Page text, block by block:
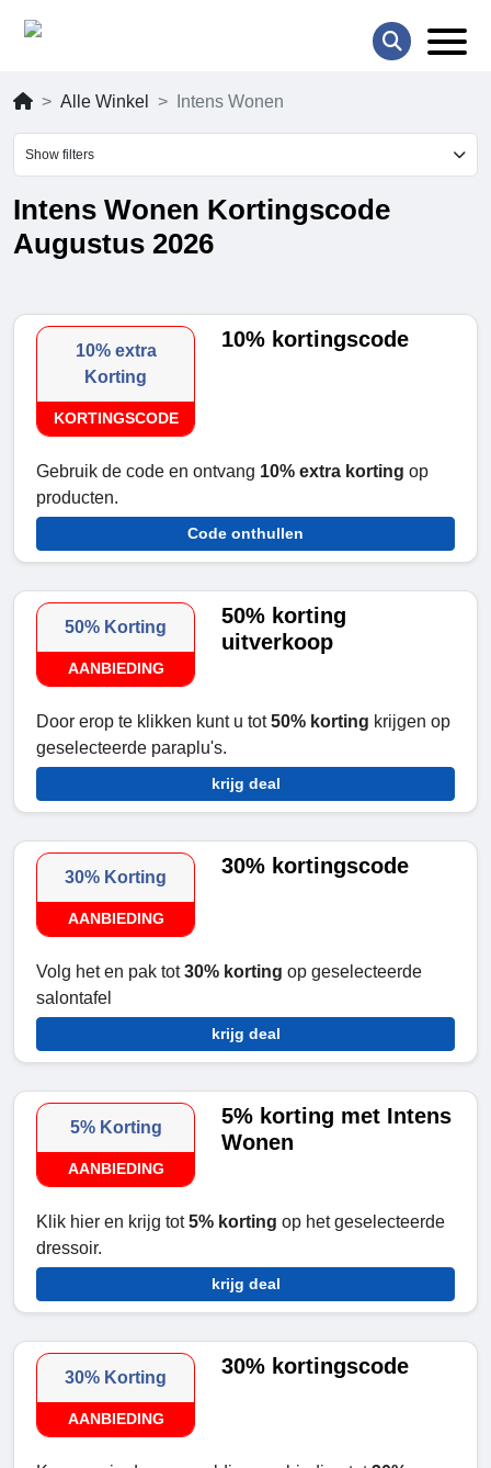
Alle Winkel Intens Wonen
Show filters
Intens Wonen Kortingscode
Augustus 2026
10% extra
Korting
KORTINGSCODE
10% kortingscode
Gebruik de code en ontvang 10% extra korting op
producten.
Code onthullen
50% Korting
AANBIEDING
50% korting
uitverkoop
Door erop te klikken kunt u tot50% korting krijgen op
geselecteerde paraplu's.
krijg deal
30% Korting
AANBIEDING
30% kortingscode
Volg het en pak tot30% korting op geselecteerde
salontafel
krijg deal
5% Korting
AANBIEDING
5% korting met Intens
Wonen
Klik hier en krijg tot5% korting op het geselecteerde
dressoir.
krijg deal
30% Korting
AANBIEDING
30% kortingscode